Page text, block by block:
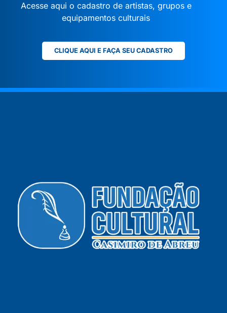
Acesse aqui o cadastro de artistas, grupos e
equipamentos culturais
CLIQUE AQUI E FAÇA SEU CADASTRO